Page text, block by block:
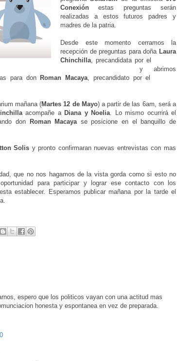
Conexiónestas preguntas serán
realizadas a estos futuros padres y
madres de la patria.
Desde este momento cerramos la
recepción de preguntas para doña Laura
Chinchilla, precandidata por el
y abrimos
para don
Roman Macaya, precandidato por el
mañana (Martes 12 de Mayo) a partir de las 6am, será a
acompañe a Diana y Noelia. Lo mismo ocurrirá el
don Roman Macayase posicione en el banquillo de
Solis y pronto confirmaran nuevas entrevistas con mas
que no nos hagamos de la vista gorda como si esto no
para participar y lograr ese contacto con los
establecer. Esperamos publicar mañana por la tarde el
espero que los politicos vayan con una actitud mas
honesta y espontanea en vez de preparada.